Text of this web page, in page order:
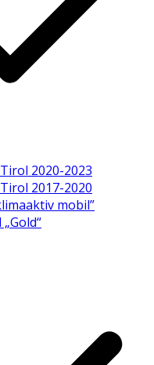
2020-2023
2017-2020
mobil”